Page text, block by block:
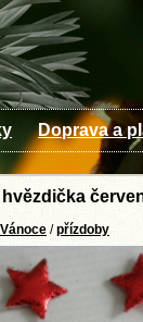
Doprava a
hvězdička
Vánoce /přízdoby